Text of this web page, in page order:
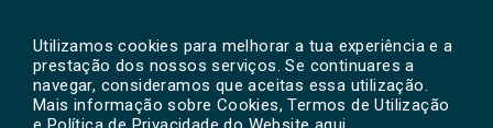
Utilizamos cookies para melhorar a tua experiência e a
prestação dos nossos serviços. Se continuares a
navegar, consideramos que aceitas essa utilização.
Mais informação sobre Cookies, Termos de Utilização